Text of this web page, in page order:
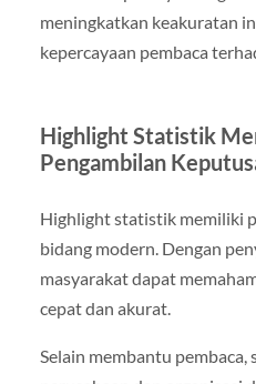
meningkatkan keakuratan
kepercayaan pembaca
Highlight Statistik
Pengambilan
Highlight statistik memiliki
bidang modern. Dengan
masyarakat dapat
cepat dan akurat.
Selain membantu